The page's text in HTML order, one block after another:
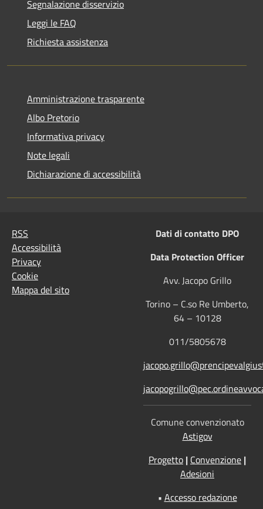
Segnalazione disservizio
Leggi le FAQ
Richiesta assistenza
Amministrazione trasparente
Albo Pretorio
Informativa privacy
Note legali
Dichiarazione di accessibilità
RSS
Accessibilità
Privacy
Cookie
Mappa del sito
Dati di contatto DPO
Data Protection Officer
Avv. Jacopo Grillo
Torino – C.so Re Umberto,
64 – 10128
011/5805678
Comune convenzionato
Astigov
Progetto | Convenzione |
Adesioni
• Accesso redazione